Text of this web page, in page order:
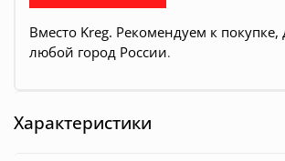
Вместо Kreg. Рекомендуем к покупке,
любой город России.
Характеристики